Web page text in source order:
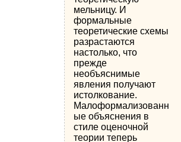
мельницу. И
формальные
теоретиче­ские схемы
разрастаются
настолько, что
прежде
необъяснимые
явления получают
истолкование.
Малоформализованн
ые объяс­нения в
стиле оценочной
теории теперь